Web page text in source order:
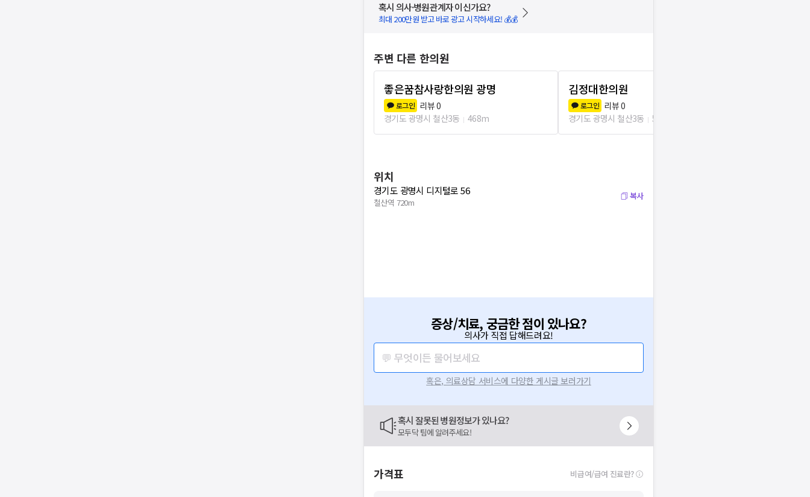
혹시 의사·병원관계자 이신가요?
최대 200만원 받고 바로 광고 시작하세요! 💰💰
주변 다른 한의원
좋은꿈참사랑한의원 광명
로그인 리뷰0
경기도 광명시 철산3동
468m
김정대한의원
로그인 리뷰0
경기도 광명시 철산3동
550m
위치
경기도 광명시 디지털로 56
철산역 720m
복사
증상/치료, 궁금한 점이 있나요?
의사가 직접 답해드려요!
💬 무엇이든 물어보세요
혹은, 의료상담 서비스에 다양한 게시글 보러가기
혹시 잘못된 병원정보가 있나요?
모두닥 팀에 알려주세요!
가격표 비급여/급여 진료란?